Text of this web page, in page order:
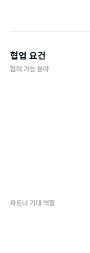
협업 요건
협력 가능 분야
파트너 기대 역할